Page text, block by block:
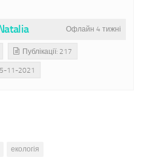
Офлайн 4 тижні
Публікації: 217
11-2021
екологія